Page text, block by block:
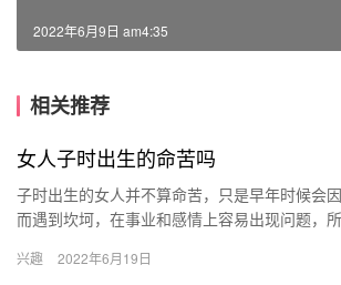
2022年6月9日 am4:35
相关推荐
女人子时出生的命苦吗
子时出生的女人并不算命苦，只是早年时候会
而遇到坎坷，在事业和感情上容易出现问题，
出生的…
兴趣 2022年6月19日